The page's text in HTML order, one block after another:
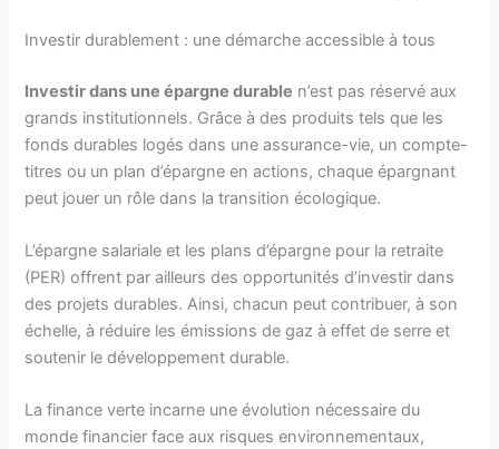
Investir durablement : une démarche accessible à tous
Investir dans une épargne durable n’est pas réservé aux
grands institutionnels. Grâce à des produits tels que les
fonds durables logés dans une assurance-vie, un compte-
titres ou un plan d’épargne en actions, chaque épargnant
peut jouer un rôle dans la transition écologique.
L’épargne salariale et les plans d’épargne pour la retraite
(PER) offrent par ailleurs des opportunités d’investir dans
des projets durables. Ainsi, chacun peut contribuer, à son
échelle, à réduire les émissions de gaz à effet de serre et
soutenir le développement durable.
La finance verte incarne une évolution nécessaire du
monde financier face aux risques environnementaux,